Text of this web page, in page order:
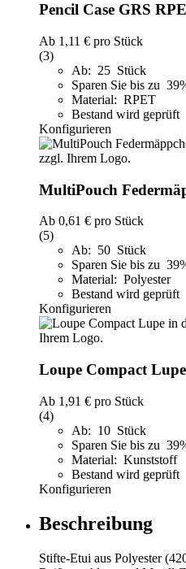
Pencil Case GRS
Ab 1,11 € pro Stück
(3)
Ab: 25 Stück
Sparen Sie bis zu
Material: RPET
Bestand wird geprüft
Konfigurieren
MultiPouch
Ab 0,61 € pro Stück
(5)
Ab: 50 Stück
Sparen Sie bis zu
Material: Polyester
Bestand wird geprüft
Konfigurieren
Loupe Compact Lupe
Ab 1,91 € pro Stück
(4)
Ab: 10 Stück
Sparen Sie bis zu
Material: Kunststoff
Bestand wird geprüft
Konfigurieren
Beschreibung
Stifte-Etui aus Polyester